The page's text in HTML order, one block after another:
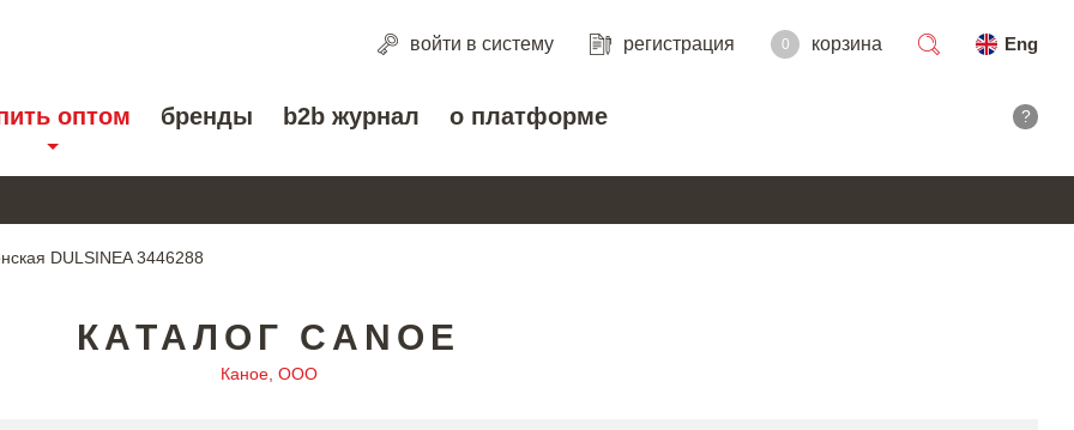
войти в систему регистрация 0 корзина
Eng
оптом бренды b2b журнал о платформе ?
DULSINEA 3446288
КАТАЛОГ CANOE
Каное, ООО